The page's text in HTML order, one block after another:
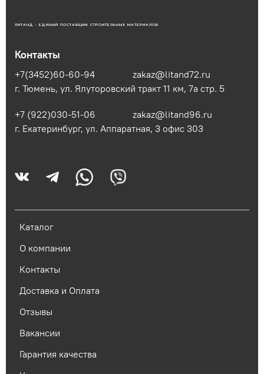
ЛИТАНД - ЕДИНЫЙ ПОСТАВЩИК СТРОИТЕЛЬНЫХ МАТЕРИАЛОВ
Каталог
О компании
Контакты
Доставка и Оплата
Отзывы
Вакансии
Гарантия качества
Контакты
+7(3452)60-60-94
zakaz@litand72.ru
г. Тюмень, ул. Ялуторовский тракт 11 км, 7а стр. 5
+7 (922)030-51-06
zakaz@litand96.ru
г. Екатеринбург, ул. Аппаратная, 3​ офис 303